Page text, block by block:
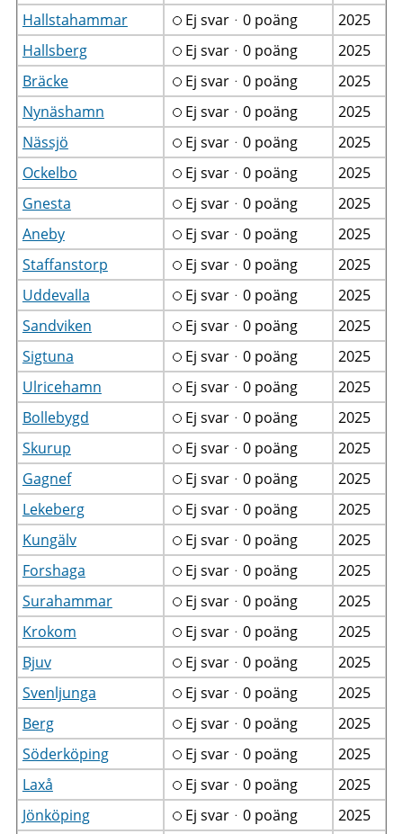
Hallstahammar
Ej svarᆞ0 poäng
2025
Hallsberg
Ej svarᆞ0 poäng
2025
Bräcke
Ej svarᆞ0 poäng
2025
Nynäshamn
Ej svarᆞ0 poäng
2025
Nässjö
Ej svarᆞ0 poäng
2025
Ockelbo
Ej svarᆞ0 poäng
2025
Gnesta
Ej svarᆞ0 poäng
2025
Aneby
Ej svarᆞ0 poäng
2025
Staffanstorp
Ej svarᆞ0 poäng
2025
Uddevalla
Ej svarᆞ0 poäng
2025
Sandviken
Ej svarᆞ0 poäng
2025
Sigtuna
Ej svarᆞ0 poäng
2025
Ulricehamn
Ej svarᆞ0 poäng
2025
Bollebygd
Ej svarᆞ0 poäng
2025
Skurup
Ej svarᆞ0 poäng
2025
Gagnef
Ej svarᆞ0 poäng
2025
Lekeberg
Ej svarᆞ0 poäng
2025
Kungälv
Ej svarᆞ0 poäng
2025
Forshaga
Ej svarᆞ0 poäng
2025
Surahammar
Ej svarᆞ0 poäng
2025
Krokom
Ej svarᆞ0 poäng
2025
Bjuv
Ej svarᆞ0 poäng
2025
Svenljunga
Ej svarᆞ0 poäng
2025
Berg
Ej svarᆞ0 poäng
2025
Söderköping
Ej svarᆞ0 poäng
2025
Laxå
Ej svarᆞ0 poäng
2025
Jönköping
Ej svarᆞ0 poäng
2025